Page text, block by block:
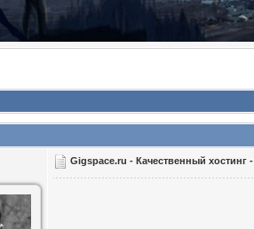
Gigspace.ru - Качественный хостинг -